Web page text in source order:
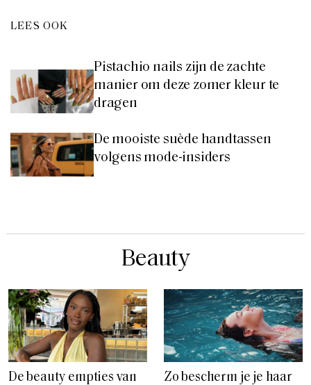
LEES OOK
Pistachio nails zijn de zachte
manier om deze zomer kleur te
dragen
De mooiste suède handtassen
volgens mode-insiders
Beauty
De beauty empties van
Zo bescherm je je haar